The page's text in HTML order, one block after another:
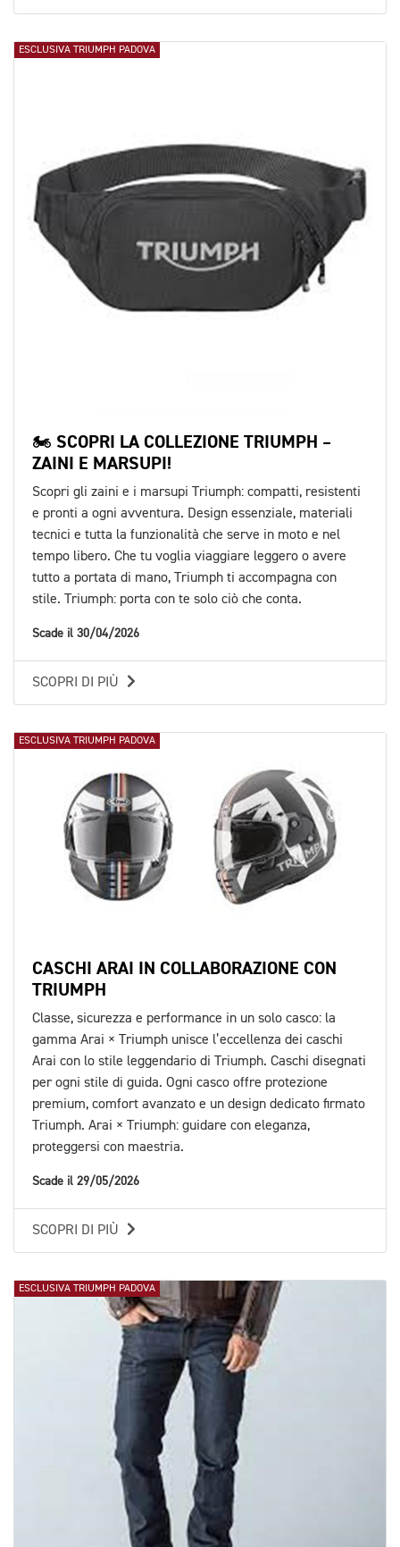
ESCLUSIVA TRIUMPH PADOVA
🏍️ SCOPRI LA COLLEZIONE TRIUMPH –
ZAINI E MARSUPI!
Scopri gli zaini e i marsupi Triumph: compatti, resistenti
e pronti a ogni avventura. Design essenziale, materiali
tecnici e tutta la funzionalità che serve in moto e nel
tempo libero. Che tu voglia viaggiare leggero o avere
tutto a portata di mano, Triumph ti accompagna con
stile. Triumph: porta con te solo ciò che conta.
Scade il 30/04/2026
SCOPRI DI PIÙ
ESCLUSIVA TRIUMPH PADOVA
CASCHI ARAI IN COLLABORAZIONE CON
TRIUMPH
Classe, sicurezza e performance in un solo casco: la
gamma Arai × Triumph unisce l’eccellenza dei caschi
Arai con lo stile leggendario di Triumph. Caschi disegnati
per ogni stile di guida. Ogni casco offre protezione
premium, comfort avanzato e un design dedicato firmato
Triumph. Arai × Triumph: guidare con eleganza,
proteggersi con maestria.
Scade il 29/05/2026
SCOPRI DI PIÙ
ESCLUSIVA TRIUMPH PADOVA